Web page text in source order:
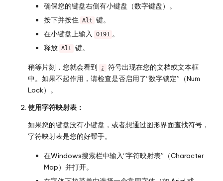
确保您的键盘右侧有小键盘（数字键盘）。
按下并按住 Alt 键。
在小键盘上输入
0191 。
释放 Alt 键。
稍等片刻，您就会看到 ¿
符号出现在您的文档或文本框
中。如果不起作用，请检查是否启用了“数字锁定”（Num
Lock）。
使用字符映射表：
如果您的键盘没有小键盘，或者想通过图形界面查找符号，
字符映射表是您的好帮手。
在Windows搜索栏中输入“字符映射表”（Character
Map）并打开。